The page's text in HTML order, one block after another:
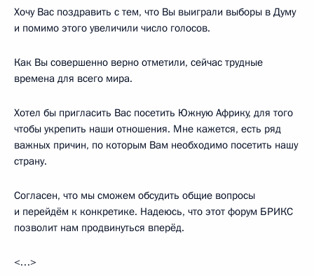
Хочу Вас поздравить с тем, что Вы выиграли выборы в Думу
и помимо этого увеличили число голосов.
Как Вы совершенно верно отметили, сейчас трудные
времена для всего мира.
Хотел бы пригласить Вас посетить Южную Африку, для того
чтобы укрепить наши отношения. Мне кажется, есть ряд
важных причин, по которым Вам необходимо посетить нашу
страну.
Согласен, что мы сможем обсудить общие вопросы
и перейдём к конкретике. Надеюсь, что этот форум БРИКС
позволит нам продвинуться вперёд.
<…>